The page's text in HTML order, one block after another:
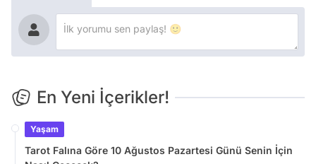
En Yeni İçerikler!
Yaşam
Tarot Falına Göre 10 Ağustos Pazartesi Günü Senin İçin